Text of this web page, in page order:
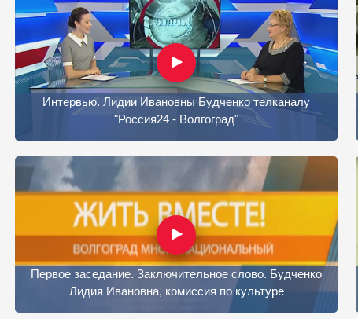
Интервью. Лидии Ивановны Будченко телканалу
"Россия24 - Волгоград"
Первое заседание. Заключительное слово. Будченко
Лидия Ивановна, комиссия по культуре